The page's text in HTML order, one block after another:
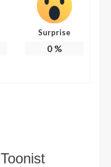
Surprise
0%
Toonist